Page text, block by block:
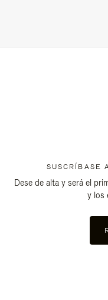
SUSCRÍBASE
Dese de alta y será el
y los